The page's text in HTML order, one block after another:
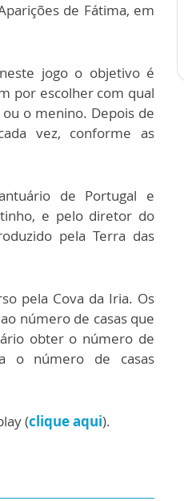
de Fátima, em
jogo o objetivo é
por escolher com qual
ou o menino. Depois de
vez, conforme as
de Portugal e
e pelo diretor do
pela Terra das
pela Cova da Iria. Os
número de casas que
obter o número de
o número de casas
(clique aqui).